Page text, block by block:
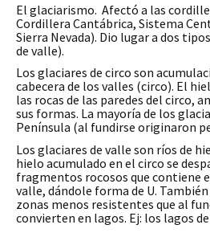
El glaciarismo. Afectó a las
Cordillera Cantábrica, Sistema
Sierra Nevada). Dio lugar a dos
de valle).
Los glaciares de circo son
cabecera de los valles (circo). El
las rocas de las paredes del circo,
sus formas. La mayoría de los
Península (al fundirse originaron
Los glaciares de valle son ríos de
hielo acumulado en el circo se
fragmentos rocosos que contiene
valle, dándole forma de U.
zonas menos resistentes que al
convierten en lagos. Ej: los lagos